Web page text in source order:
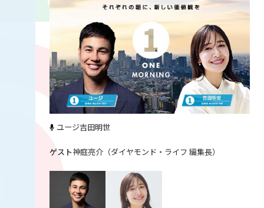
ユージ吉田明世
神庭亮介（ダイヤモンド・ライフ 編集長）